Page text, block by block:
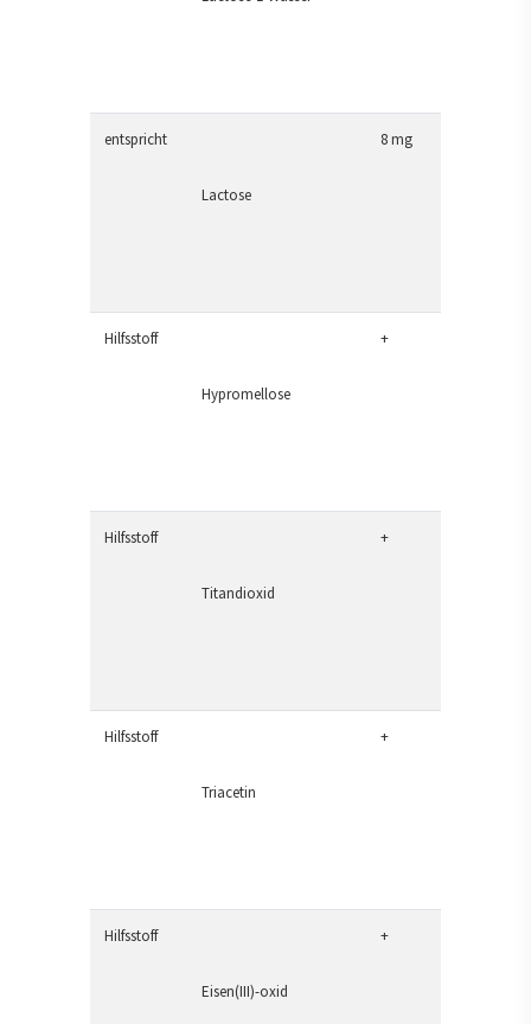
entspricht
Lactose
8 mg
Hilfsstoff
Hypromellose
+
Hilfsstoff
Titandioxid
+
Hilfsstoff
Triacetin
+
Hilfsstoff
Eisen(III)-oxid
+